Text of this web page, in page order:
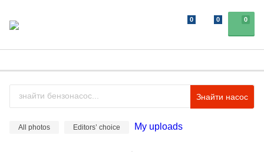
0
0 0
Знайти насос
All photos Editors’ choice My uploads